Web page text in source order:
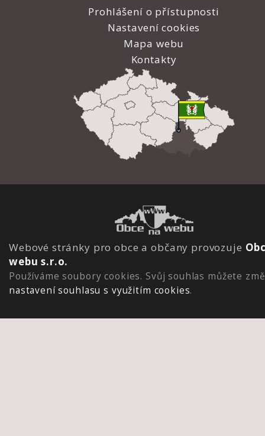
Prohlášení o přístupnosti
Nastavení cookies
Mapa webu
Kontakty
Webové stránky pro obce a občany provozuje
webu s.r.o.
Používáme soubory cookies. Svůj souhlas můžete
nastavení souhlasu s využitím cookies.